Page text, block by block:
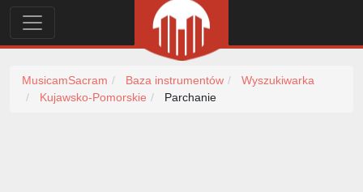
MusicamSacram Baza instrumentów
Wyszukiwarka
Kujawsko-Pomorskie
Parchanie